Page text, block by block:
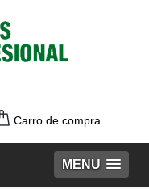
Carro de compra
MENU